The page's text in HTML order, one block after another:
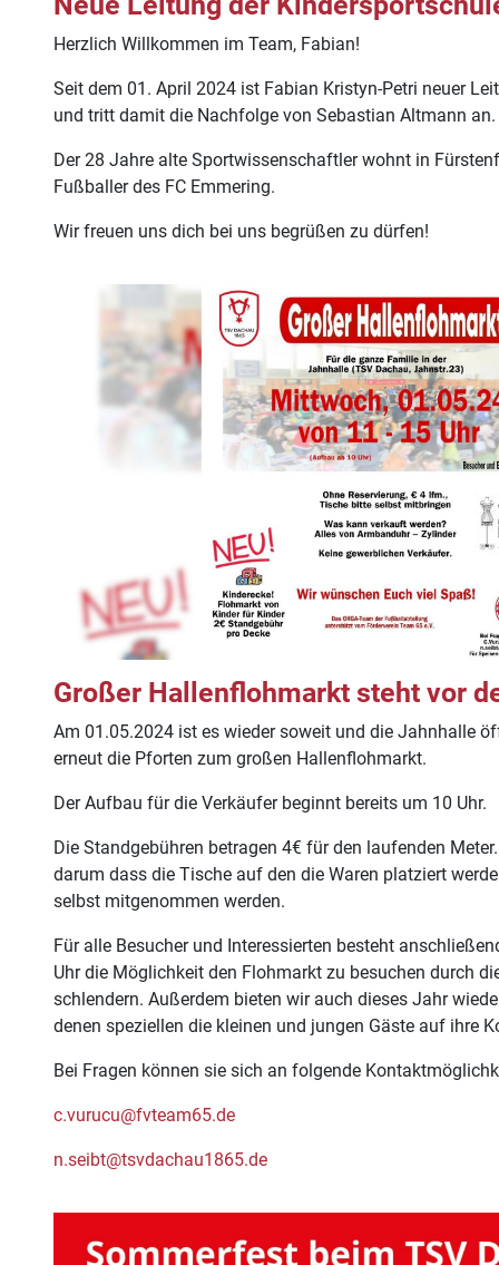
Herzlich Willkommen im Team, Fabian!
Seit dem 01. April 2024 ist Fabian Kristyn-Petri neuer
und tritt damit die Nachfolge von Sebastian Altmann an.
Der 28 Jahre alte Sportwissenschaftler wohnt in
Fußballer des FC Emmering.
Wir freuen uns dich bei uns begrüßen zu dürfen!
Großer Hallenflohmarkt steht vor
Am 01.05.2024 ist es wieder soweit und die Jahnhalle
erneut die Pforten zum großen Hallenflohmarkt.
Der Aufbau für die Verkäufer beginnt bereits um 10 Uhr.
Die Standgebühren betragen 4€ für den laufenden
darum dass die Tische auf den die Waren platziert
selbst mitgenommen werden.
Für alle Besucher und Interessierten besteht
Uhr die Möglichkeit den Flohmarkt zu besuchen durch
schlendern. Außerdem bieten wir auch dieses Jahr
denen speziellen die kleinen und jungen Gäste auf ihre
Bei Fragen können sie sich an folgende
c.vurucu@fvteam65.de
n.seibt@tsvdachau1865.de